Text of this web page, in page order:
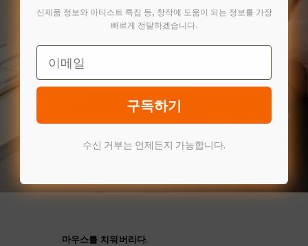
마우스를 치워버리다.
신제품 정보와 아티스트 특집 등, 창작에 도움이 되는 정보를 가장
빠르게 전달하겠습니다.
Email
구독하기
수신 거부는 언제든지 가능합니다.